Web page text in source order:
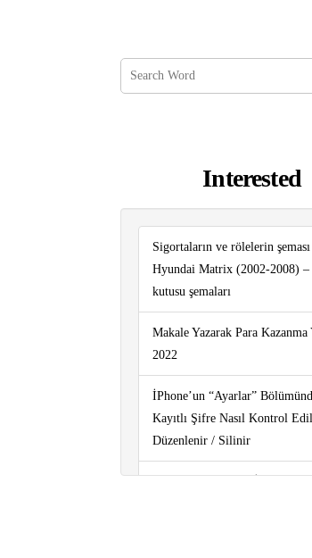
Interested
Sigortaların ve rölelerin şeması
Hyundai Matrix (2002-2008) –
kutusu şemaları
Makale Yazarak Para Kazanma
2022
İPhone’un “Ayarlar”
Kayıtlı Şifre Nasıl Kontrol
Düzenlenir / Silinir